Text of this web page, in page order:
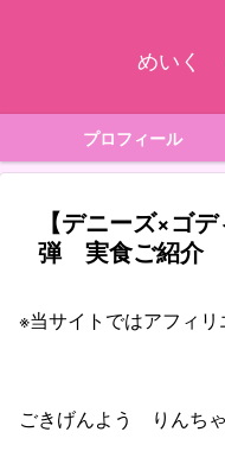
めいく
プロフィール
【デニーズ×ゴ
弾 実食ご紹介
※当サイトではアフィ
ごきげんよう りんちゃ